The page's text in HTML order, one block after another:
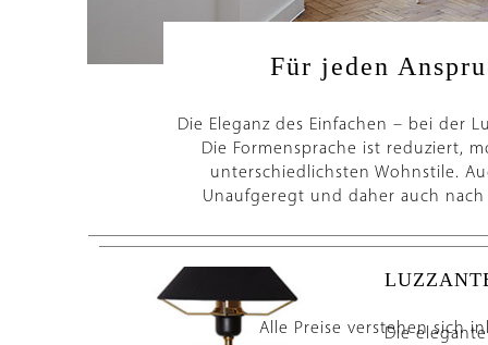
Die Eleganz des Einfachen – bei der
Die Formensprache ist reduziert,
unterschiedlichsten Wohnstile.
Unaufgeregt und daher auch
Für jeden
Die
Alle Preise verstehen sich